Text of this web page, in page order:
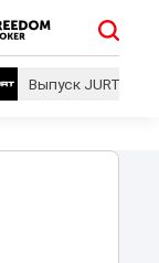
Выпуск JURT